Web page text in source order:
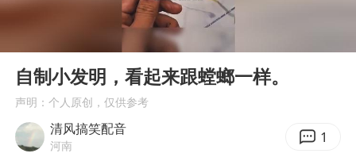
多家A股公司收到美国关税退款
直击东北超：哈尔滨vs通辽
香港宏福苑火灾或由烟头引起
酒店回应车内过夜被收150元
Play
自制小发明，看起来跟螳螂一样。
声明：个人原创，仅供参考
清风搞笑配音
河南 1